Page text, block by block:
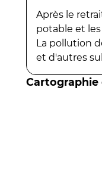
Après le
potable et
La pollution
et d'autres
Cartographie